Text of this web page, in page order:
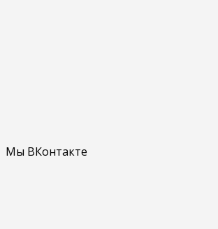
Мы ВКонтакте